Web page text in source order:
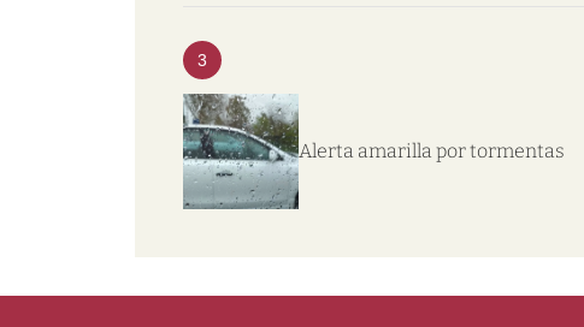
3
Alerta amarilla por tormentas